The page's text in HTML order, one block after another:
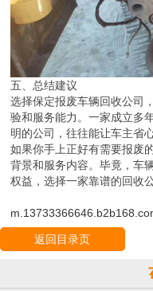
五、总结建议
选择保定报废车辆回收公司
验和服务能力。一家成立多
明的公司，往往能让车主省
如果你手上正好有需要报废
背景和服务内容。毕竟，车
权益，选择一家靠谱的回收
返回目录页